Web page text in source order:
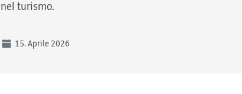
nel turismo.
15. Aprile 2026